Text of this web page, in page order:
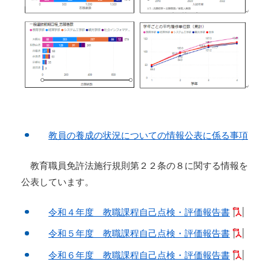
教員の養成の状況についての情報公表に係る事項
教育職員免許法施行規則第２２条の８に関する情報を
公表しています。
令和４年度 教職課程自己点検・評価報告書
令和５年度 教職課程自己点検・評価報告書
令和６年度 教職課程自己点検・評価報告書